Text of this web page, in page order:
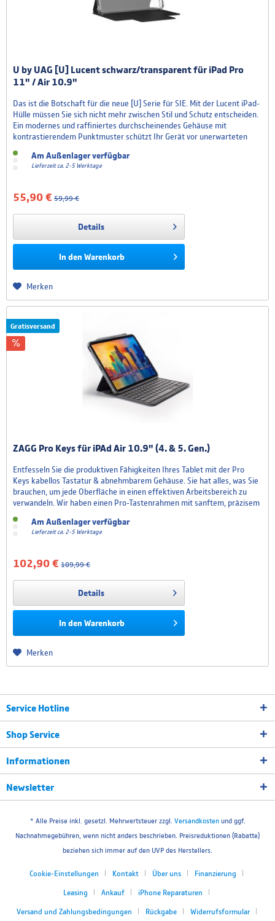
U by UAG [U] Lucent schwarz/transparent für iPad Pro
11" / Air 10.9"
Das ist die Botschaft für die neue [U] Serie für SIE. Mit der Lucent iPad-
Hülle müssen Sie sich nicht mehr zwischen Stil und Schutz entscheiden.
Ein modernes und raffiniertes durchscheinendes Gehäuse mit
kontrastierendem Punktmuster schützt Ihr Gerät vor unerwarteten
unterwegs. Das fortschrittliche...
Am Außenlager verfügbar
Lieferzeit ca. 2-5 Werktage
55,90 € 59,99 €
Details
In den Warenkorb
Merken
Gratisversand
ZAGG Pro Keys für iPAd Air 10.9" (4. & 5. Gen.)
Entfesseln Sie die produktiven Fähigkeiten Ihres Tablet mit der Pro
Keys kabellos Tastatur & abnehmbarem Gehäuse. Sie hat alles, was Sie
brauchen, um jede Oberfläche in einen effektiven Arbeitsbereich zu
verwandeln. Wir haben einen Pro-Tastenrahmen mit sanftem, präzisem
ermöglicht die magnetische Befestigung Ihres...
Am Außenlager verfügbar
Lieferzeit ca. 2-5 Werktage
102,90 € 109,99 €
Details
In den Warenkorb
Merken
Service Hotline
Shop Service
Informationen
Newsletter
* Alle Preise inkl. gesetzl. Mehrwertsteuer zzgl. Versandkostenund ggf.
Nachnahmegebühren, wenn nicht anders beschrieben. Preisreduktionen (Rabatte)
beziehen sich immer auf den UVP des Herstellers.
Cookie-Einstellungen Kontakt Über uns Finanzierung
Leasing Ankauf iPhone Reparaturen
Versand und Zahlungsbedingungen Rückgabe Widerrufsformular